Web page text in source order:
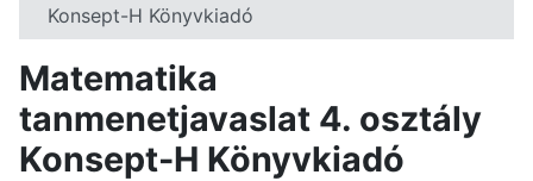
Konsept-H Könyvkiadó
Matematika
tanmenetjavaslat 4. osztály
Konsept-H Könyvkiadó